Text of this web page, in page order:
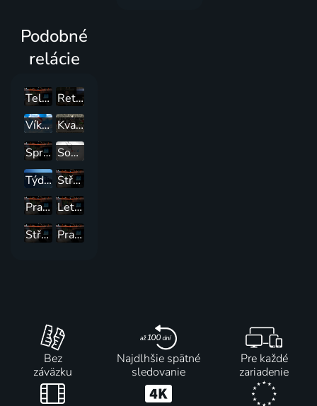
Podobné
relácie
Televíkend
Retro noviny
Víkend
Kvarteto
Spravodajstvo a iná publicistika
Sousedé
Týden v regionech
Středočeská nej...
Pražské socky
Leto s Praha TV
Středočeské noviny
Pražská mystéria
Bez
záväzku
Najdlhšie spätné
sledovanie
Pre každé
zariadenie